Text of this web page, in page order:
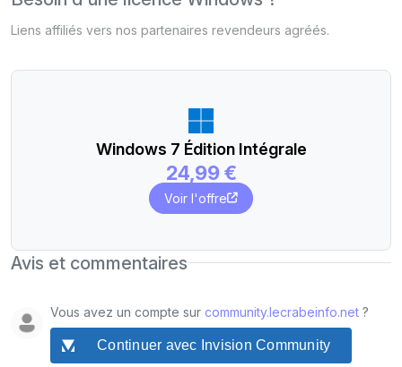
Liens affiliés vers nos partenaires revendeurs agréés.
Windows 7 Édition Intégrale
24,99 €
Voir l'offre
Avis et commentaires
Vous avez un compte sur community.lecrabeinfo.net ?
Continuer avec Invision Community